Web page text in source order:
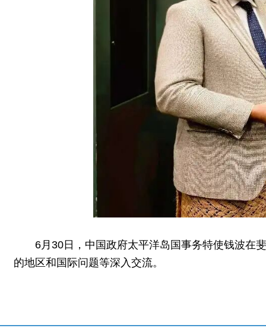
6月30日，中国政府太平洋岛国事务特使钱波在
的地区和国际问题等深入交流。